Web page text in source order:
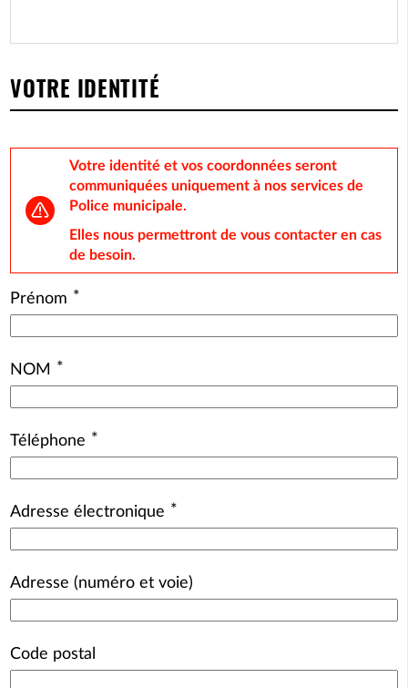
VOTRE IDENTITÉ
Votre identité et vos coordonnées seront
communiquées uniquement à nos services de
Police municipale.
Elles nous permettront de vous contacter en cas
de besoin.
Prénom *
NOM *
Téléphone *
Adresse électronique *
Adresse (numéro et voie)
Code postal